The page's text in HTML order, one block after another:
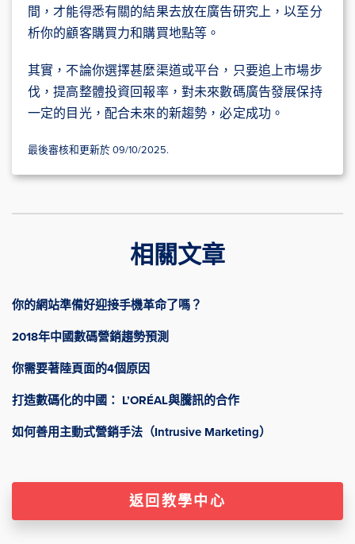
間，才能得悉有關的結果去放在廣告研究上，以至分
析你的顧客購買力和購買地點等。
其實，不論你選擇甚麼渠道或平台，只要追上市場步
伐，提高整體投資回報率，對未來數碼廣告發展保持
一定的目光，配合未來的新趨勢，必定成功。
最後審核和更新於 09/10/2025.
相關文章
你的網站準備好迎接手機革命了嗎？
2018年中國數碼營銷趨勢預測
你需要著陸頁面的4個原因
打造數碼化的中國： L’ORÉAL與騰訊的合作
如何善用主動式營銷手法（Intrusive Marketing）
返回教學中心